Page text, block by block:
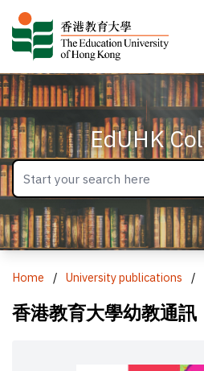
EdUHK
Home / University publications /
香港教育大學幼教通訊